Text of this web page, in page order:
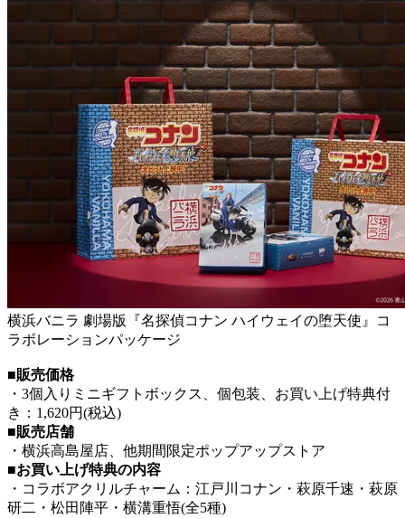
横浜バニラ 劇場版『名探偵コナン ハイウェイの堕天使』コ
ラボレーションパッケージ
■販売価格
・3個入りミニギフトボックス、個包装、お買い上げ特典付
き：1,620円(税込)
■販売店舗
・横浜高島屋店、他期間限定ポップアップストア
■お買い上げ特典の内容
・コラボアクリルチャーム：江戸川コナン・萩原千速・萩原
研二・松田陣平・横溝重悟(全5種)